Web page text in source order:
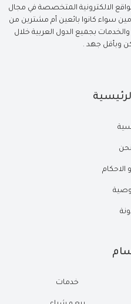
الالكترونية المتخصصة في مجال
سواء كانوا بائعين أم مشترين من
بجميع الدول العربية خلال
وبأقل جهد .
خدمات